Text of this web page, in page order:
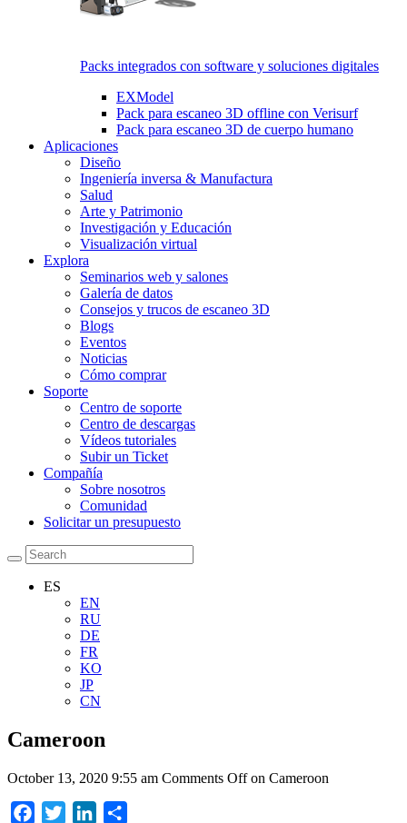
Packs integrados con software y soluciones digitales
EXModel
Pack para escaneo 3D offline con Verisurf
Pack para escaneo 3D de cuerpo humano
Aplicaciones
Diseño
Ingeniería inversa & Manufactura
Salud
Arte y Patrimonio
Investigación y Educación
Visualización virtual
Explora
Seminarios web y salones
Galería de datos
Consejos y trucos de escaneo 3D
Blogs
Eventos
Noticias
Cómo comprar
Soporte
Centro de soporte
Centro de descargas
Vídeos tutoriales
Subir un Ticket
Compañía
Sobre nosotros
Comunidad
Solicitar un presupuesto
ES
EN
RU
DE
FR
KO
JP
CN
Cameroon
October 13, 2020 9:55 am Comments Offon Cameroon
Facebook
Twitter LinkedIn